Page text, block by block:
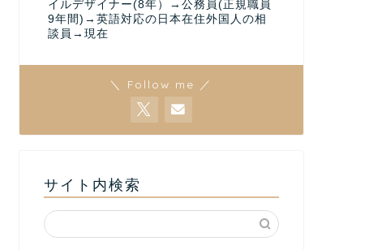
イルデザイナー(8年）→公務員(正規職員
9年間)→英語対応の日本在住外国人の相
談員→現在
＼ Follow me ／
サイト内検索